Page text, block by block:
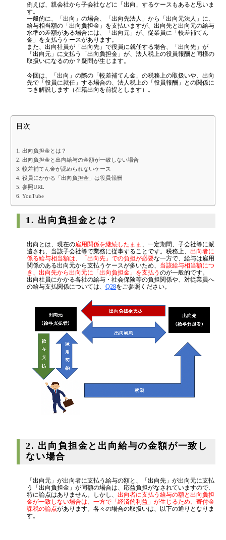
VCによる資金調達
料金案内
通常料金
創業3年目までの特別料金
ベンチャー企業応援パック
個人事業主のお客様
事務所案内
代表挨拶
大阪オフィス
事務所概要
アクセスマップ
代表プロフィール
スタッフプロフィール
採用情報
税金の豆知識
所得税
法人税
源泉所得税
その他
はまだ税理士法人の代表税理士
近畿税理士会 神戸支部：登録番号121899
日本公認会計士協会 兵庫会：登録番号17074
兵庫県行政書士会：登録番号19300373
1973年生まれ、大阪府豊中市出身
あずさ監査法人出身
クレアビズコンサルティング株式会社：代表取締役
人のちょっとお得な税金の豆知識
相続専門サイト：御影みらい相続センター
例えば、親会社から子会社などに「出向」するケースもあると思いま
す。
一般的に、「出向」の場合、「出向先法人」から「出向元法人」に、
給与相当額の「出向負担金」を支払いますが、出向先と出向元の給与
水準の差額がある場合には、「出向元」が、従業員に「較差補てん
金」を支払うケースがあります。
また、出向社員が「出向先」で役員に就任する場合、「出向先」が
「出向元」に支払う「出向負担金」が、法人税上の役員報酬と同様の
取扱いになるのか？疑問が生じます。
今回は、「出向」の際の「較差補てん金」の税務上の取扱いや、出向
先で「役員に就任」する場合の、法人税上の「役員報酬」との関係に
つき解説します（在籍出向を前提とします）。
目次
1. 出向負担金とは？
2. 出向負担金と出向給与の金額が一致しない場合
3. 較差補てん金が認められないケース
4. 役員にかかる「出向負担金」は役員報酬
5. 参照URL
6. YouTube
1. 出向負担金とは？
出向とは、現在の雇用関係を継続したまま
、一定期間、子会社等に派
遣され、当該子会社等で業務に従事することです。税務上、 出向者に
係る給与相当額は、「出向先」での負担が必要な一方で、給与は雇用
関係のある出向元から支払うケースが多いため、 当該給与相当額につ
き、出向先から出向元に「出向負担金」を支払う のが一般的です。
出向社員にかかる各社の給与・社会保険等の負担関係や、対従業員へ
の給与支払関係については、 Q28をご参照ください。
2. 出向負担金と出向給与の金額が一致し
ない場合
「出向元」が出向者に支払う給与の額と、「出向先」が出向元に支払
う「出向負担金」が同額の場合は、応益負担がなされていますので、
特に論点はありません。しかし、 出向者に支払う給与の額と出向負担
金が一致しない場合は、一方で「経済的利益」が生じるため、寄付金
課税の論点があります。各々の場合の取扱いは、以下の通りとなりま
す。